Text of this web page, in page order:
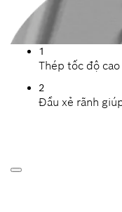
1
Thép tốc độ
2
Đầu xẻ rãnh